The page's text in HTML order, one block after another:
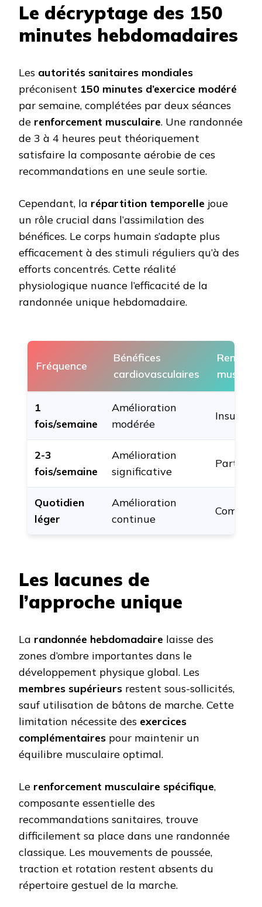
Le décryptage des 150
minutes hebdomadaires
Les autorités sanitaires mondiales
préconisent 150 minutes d’exercice modéré
par semaine, complétées par deux séances
de renforcement musculaire. Une randonnée
de 3 à 4 heures peut théoriquement
satisfaire la composante aérobie de ces
recommandations en une seule sortie.
Cependant, la répartition temporelle joue
un rôle crucial dans l’assimilation des
bénéfices. Le corps humain s’adapte plus
efficacement à des stimuli réguliers qu’à des
efforts concentrés. Cette réalité
physiologique nuance l’efficacité de la
randonnée unique hebdomadaire.
Fréquence
Bénéfices
cardiovasculaires
1
fois/semaine
Amélioration
modérée
2-3
fois/semaine
Amélioration
significative
Partiel
Quotidien
léger
Amélioration
continue
Complet
Les lacunes de
l’approche unique
La randonnée hebdomadaire laisse des
zones d’ombre importantes dans le
développement physique global. Les
membres supérieurs restent sous-sollicités,
sauf utilisation de bâtons de marche. Cette
limitation nécessite des exercices
complémentaires pour maintenir un
équilibre musculaire optimal.
Le renforcement musculaire spécifique,
composante essentielle des
recommandations sanitaires, trouve
difficilement sa place dans une randonnée
classique. Les mouvements de poussée,
traction et rotation restent absents du
répertoire gestuel de la marche.